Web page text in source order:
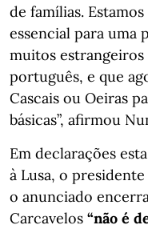
de famílias.
essencial para uma
muitos
português, e que
Cascais ou Oeiras
básicas”, afirmou
Em declarações
à Lusa, o
o anunciado
Carcavelos “não é